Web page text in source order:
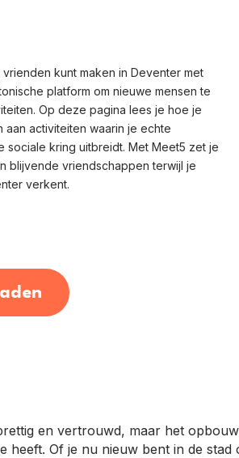
kunt maken in Deventer met
platform om nieuwe mensen te
Op deze pagina lees je hoe je
aan activiteiten waarin je echte
sociale kring uitbreidt. Met Meet5 zet je
blijvende vriendschappen terwijl je
verkent.
en vertrouwd, maar het
heeft. Of je nu nieuw bent in de